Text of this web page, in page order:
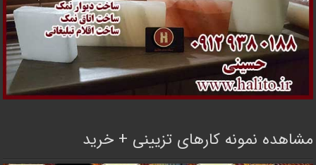
مشاهده نمونه کارهای تزیینی + خرید